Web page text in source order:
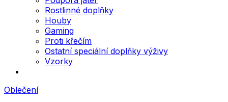
Rostlinné doplňky
Houby
Gaming
Proti křečím
Ostatní speciální doplňky výživy
Vzorky
Oblečení